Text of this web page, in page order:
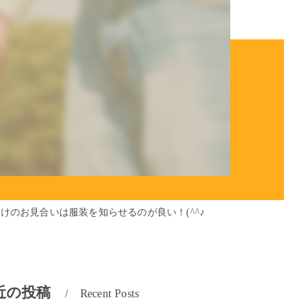
のお見合いは服装を知らせるのが良い！(^^♪
の投稿 Recent Posts